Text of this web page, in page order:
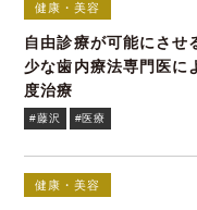
健康・美容
自由診療が可能にさせ
少な歯内療法専門医に
度治療
#藤沢 #医療
健康・美容